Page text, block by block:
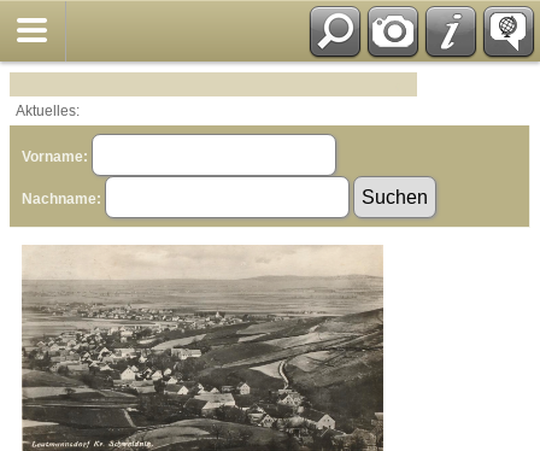
Aktuelles:
Vorname:
Nachname: